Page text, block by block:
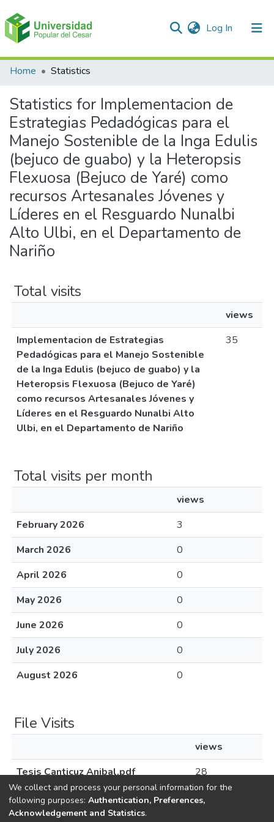
Log In (current)
Communities & Collections
Home Statistics
Statistics for Implementacion de
Estrategias Pedadógicas para el
Manejo Sostenible de la Inga Edulis
(bejuco de guabo) y la Heteropsis
Flexuosa (Bejuco de Yaré) como
recursos Artesanales Jóvenes y
Líderes en el Resguardo Nunalbi
Alto Ulbi, en el Departamento de
Nariño
Total visits
views
Implementacion de Estrategias
Pedadógicas para el Manejo Sostenible
de la Inga Edulis (bejuco de guabo) y la
Heteropsis Flexuosa (Bejuco de Yaré)
como recursos Artesanales Jóvenes y
Líderes en el Resguardo Nunalbi Alto
Ulbi, en el Departamento de Nariño
35
Total visits per month
views
February 2026
3
March 2026
0
April 2026
0
May 2026
0
June 2026
0
July 2026
0
August 2026
0
File Visits
views
Tesis Canticuz Anibal.pdf
28
We collect and process your personal information for the
following purposes: Authentication, Preferences,
Acknowledgement and Statistics.